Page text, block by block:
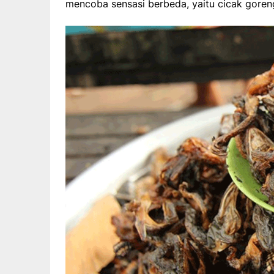
mencoba sensasi berbeda, yaitu cicak